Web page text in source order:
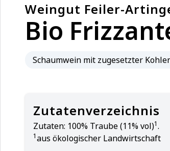
Weingut Feiler-
Bio
Schaumwein mit zugesetzter
Zutatenverzeichnis
Zutaten: 100% Traube (11% vol)1.
1aus ökologischer Landwirtschaft